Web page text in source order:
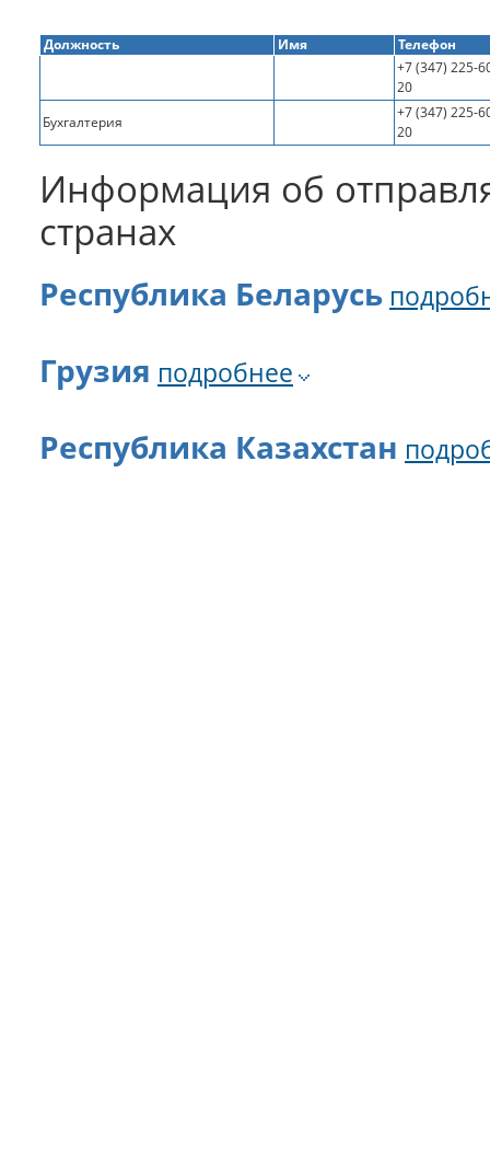
Должность Имя
Телефон
+7 (347) 225-
20
Бухгалтерия
+7 (347) 225-
20
Информация об
странах
Республика Беларусь
Грузия подробнее
Республика Казахстан